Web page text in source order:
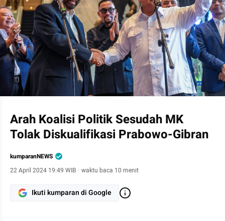
Arah Koalisi Politik Sesudah MK
Tolak Diskualifikasi Prabowo-Gibran
kumparanNEWS
22 April 2024 19:49 WIB · waktu baca 10 menit
Ikuti kumparan di Google